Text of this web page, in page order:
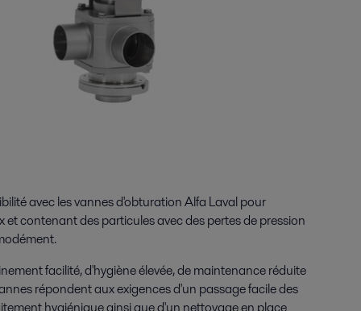
avec les vannes d'obturation Alfa Laval pour
et contenant des particules avec des pertes de pression
facilité, d'hygiène élevée, de maintenance réduite
répondent aux exigences d'un passage facile des